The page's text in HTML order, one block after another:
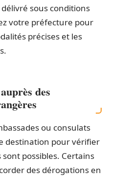
sous conditions
votre préfecture pour
précises et les
des
ou consulats
destination pour vérifier
sont possibles. Certains
des dérogations en